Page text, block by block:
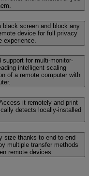
black screen and block any
device for full privacy
experience.
support for multi-monitor-
intelligent scaling
of a remote computer with
it remotely and print
detects locally-installed
size thanks to end-to-end
multiple transfer methods
remote devices.